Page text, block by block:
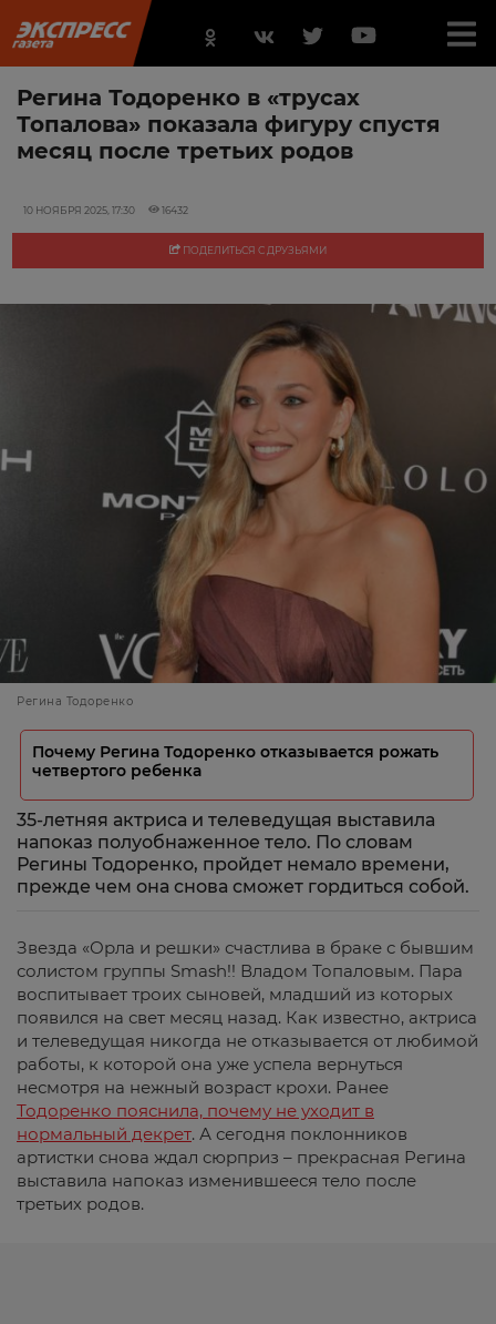
Регина Тодоренко в «трусах
Топалова» показала фигуру спустя
месяц после третьих родов
10 НОЯБРЯ 2025, 17:30 16432
ПОДЕЛИТЬСЯ С ДРУЗЬЯМИ
Регина Тодоренко
Почему Регина Тодоренко отказывается рожать
четвертого ребенка
35-летняя актриса и телеведущая выставила
напоказ полуобнаженное тело. По словам
Регины Тодоренко, пройдет немало времени,
прежде чем она снова сможет гордиться собой.
Звезда «Орла и решки» счастлива в браке с бывшим
солистом группы Smash!! Владом Топаловым. Пара
воспитывает троих сыновей, младший из которых
появился на свет месяц назад. Как известно, актриса
и телеведущая никогда не отказывается от любимой
работы, к которой она уже успела вернуться
несмотря на нежный возраст крохи. Ранее
Тодоренко пояснила, почему не уходит в
нормальный декрет. А сегодня поклонников
артистки снова ждал сюрприз – прекрасная Регина
выставила напоказ изменившееся тело после
третьих родов.